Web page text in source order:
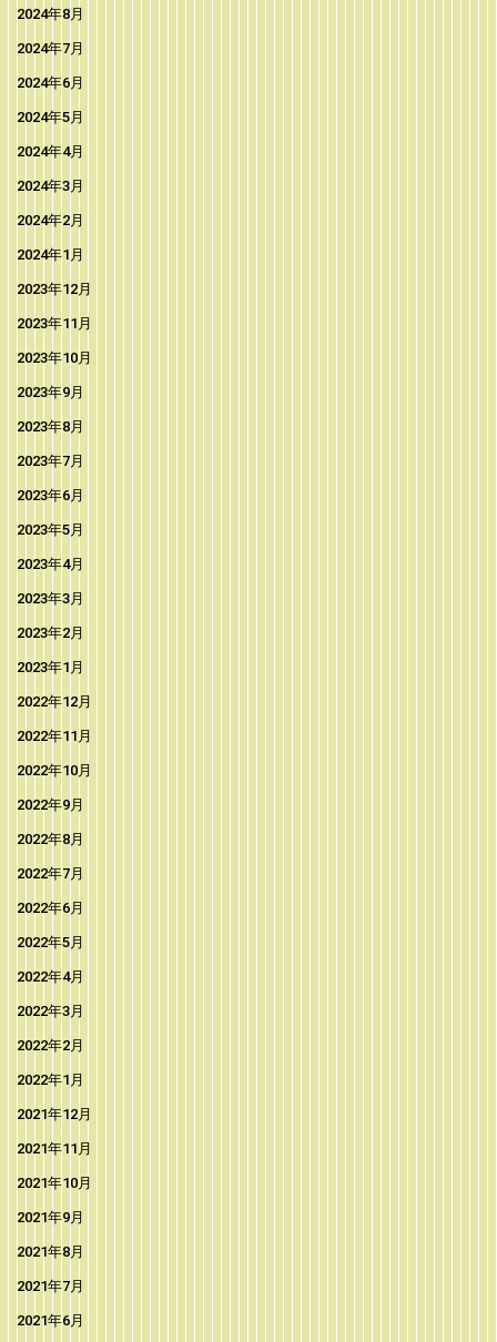
2024年8月
2024年7月
2024年6月
2024年5月
2024年4月
2024年3月
2024年2月
2024年1月
2023年12月
2023年11月
2023年10月
2023年9月
2023年8月
2023年7月
2023年6月
2023年5月
2023年4月
2023年3月
2023年2月
2023年1月
2022年12月
2022年11月
2022年10月
2022年9月
2022年8月
2022年7月
2022年6月
2022年5月
2022年4月
2022年3月
2022年2月
2022年1月
2021年12月
2021年11月
2021年10月
2021年9月
2021年8月
2021年7月
2021年6月